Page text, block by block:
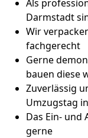
Als
Darmstadt
Wir
fachgerecht
Gerne
bauen diese
Zuverlässig
Umzugstag
Das Ein- und
gerne